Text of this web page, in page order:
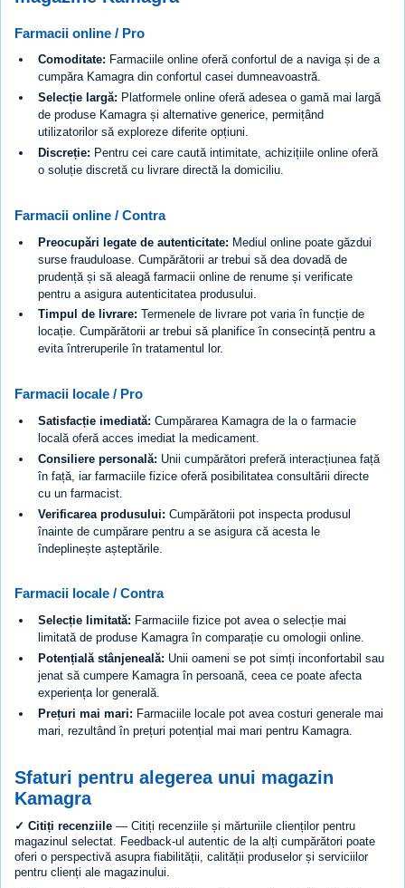
Farmacii online / Pro
Comoditate: Farmaciile online oferă confortul de a naviga și de a
cumpăra Kamagra din confortul casei dumneavoastră.
Selecție largă: Platformele online oferă adesea o gamă mai largă
de produse Kamagra și alternative generice, permițând
utilizatorilor să exploreze diferite opțiuni.
Discreție: Pentru cei care caută intimitate, achizițiile online oferă
o soluție discretă cu livrare directă la domiciliu.
Farmacii online / Contra
Preocupări legate de autenticitate: Mediul online poate găzdui
surse frauduloase. Cumpărătorii ar trebui să dea dovadă de
prudență și să aleagă farmacii online de renume și verificate
pentru a asigura autenticitatea produsului.
Timpul de livrare: Termenele de livrare pot varia în funcție de
locație. Cumpărătorii ar trebui să planifice în consecință pentru a
evita întreruperile în tratamentul lor.
Farmacii locale / Pro
Satisfacție imediată: Cumpărarea Kamagra de la o farmacie
locală oferă acces imediat la medicament.
Consiliere personală: Unii cumpărători preferă interacțiunea față
în față, iar farmaciile fizice oferă posibilitatea consultării directe
cu un farmacist.
Verificarea produsului: Cumpărătorii pot inspecta produsul
înainte de cumpărare pentru a se asigura că acesta le
îndeplinește așteptările.
Farmacii locale / Contra
Selecție limitată: Farmaciile fizice pot avea o selecție mai
limitată de produse Kamagra în comparație cu omologii online.
Potențială stânjeneală: Unii oameni se pot simți inconfortabil sau
jenat să cumpere Kamagra în persoană, ceea ce poate afecta
experiența lor generală.
Prețuri mai mari: Farmaciile locale pot avea costuri generale mai
mari, rezultând în prețuri potențial mai mari pentru Kamagra.
Sfaturi pentru alegerea unui magazin
Kamagra
✓ Citiți recenziile — Citiți recenziile și mărturiile clienților pentru
magazinul selectat. Feedback-ul autentic de la alți cumpărători poate
oferi o perspectivă asupra fiabilității, calității produselor și serviciilor
pentru clienți ale magazinului.